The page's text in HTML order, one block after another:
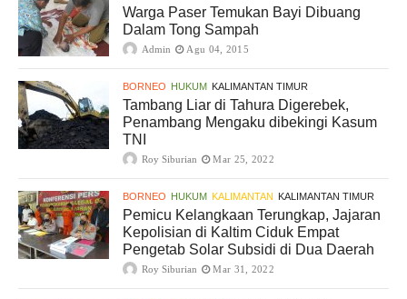
Warga Paser Temukan Bayi Dibuang
Dalam Tong Sampah
Admin Agu 04, 2015
BORNEO HUKUM KALIMANTAN TIMUR
Tambang Liar di Tahura Digerebek,
Penambang Mengaku dibekingi Kasum
TNI
Roy Siburian Mar 25, 2022
BORNEO HUKUM KALIMANTAN KALIMANTAN TIMUR
Pemicu Kelangkaan Terungkap, Jajaran
Kepolisian di Kaltim Ciduk Empat
Pengetab Solar Subsidi di Dua Daerah
Roy Siburian Mar 31, 2022